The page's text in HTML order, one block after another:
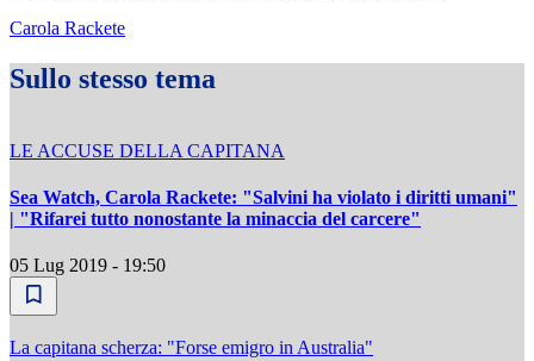
Carola Rackete
Sullo stesso tema
LE ACCUSE DELLA CAPITANA
Sea Watch, Carola Rackete: "Salvini ha violato i diritti umani"
| "Rifarei tutto nonostante la minaccia del carcere"
05 Lug 2019 - 19:50
La capitana scherza: "Forse emigro in Australia"